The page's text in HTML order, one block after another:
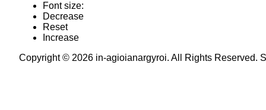
Font size:
Decrease
Reset
Increase
Copyright © 2026 in-agioianargyroi. All Rights Reserved.